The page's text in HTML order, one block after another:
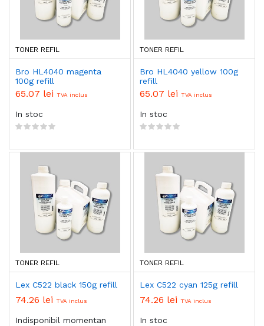
TONER REFIL
Bro HL4040 magenta
100g refill
65.07 lei TVA inclus
In stoc
TONER REFIL
Bro HL4040 yellow 100g
refill
65.07 lei TVA inclus
In stoc
TONER REFIL
Lex C522 black 150g refill
74.26 lei TVA inclus
Indisponibil momentan
TONER REFIL
Lex C522 cyan 125g refill
74.26 lei TVA inclus
In stoc